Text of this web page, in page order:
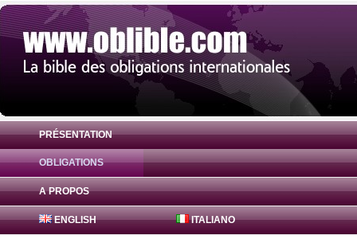
PRÉSENTATION
OBLIGATIONS
A PROPOS
ENGLISH ITALIANO
Obligation Bajaj Finance Obligations 0% (